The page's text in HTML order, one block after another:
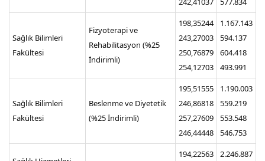
Sağlık Bilimleri
Fakültesi
Fizyoterapi ve
Rehabilitasyon (%25
İndirimli)
198,35244
243,27003
250,76879
254,12703
1.167.143
594.137
604.418
493.991
Sağlık Bilimleri
Fakültesi
Beslenme ve Diyetetik
(%25 İndirimli)
195,51555
246,86818
257,27609
246,44448
1.190.003
559.219
553.548
546.753
194,22563
2.246.887